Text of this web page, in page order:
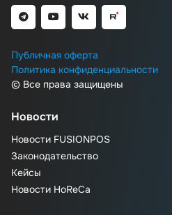
Публичная оферта
Политика конфиденциальности
© Все права защищены
Новости
Новости FUSIONPOS
Законодательство
Кейсы
Новости HoReCa